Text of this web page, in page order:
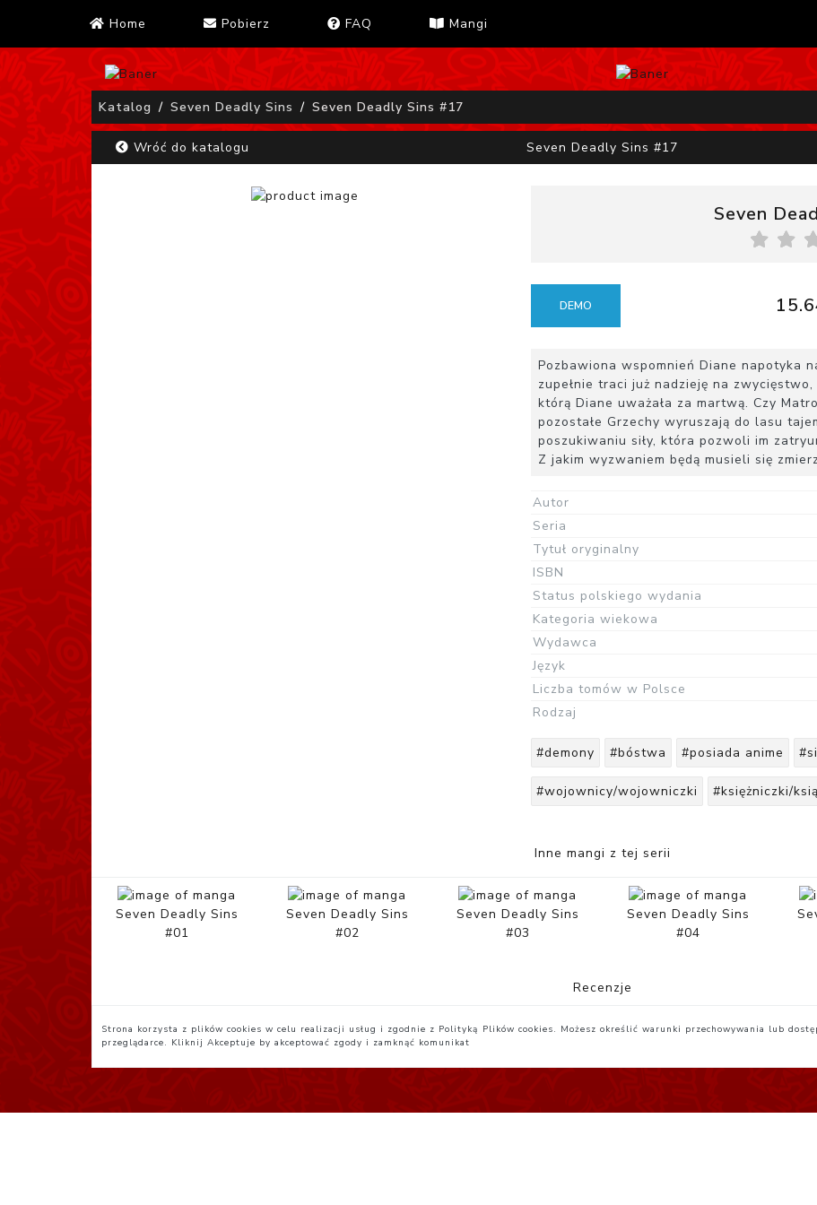
Home Pobierz FAQ Mangi
Katalog Seven Deadly Sins Seven Deadly Sins #17
Wróć do katalogu Seven Deadly Sins #17
Seven
DEMO
Pozbawiona wspomnień Diane napotyka
zupełnie traci już nadzieję na
którą Diane uważała za martwą. Czy
pozostałe Grzechy wyruszają do lasu
poszukiwaniu siły, która pozwoli im
Z jakim wyzwaniem będą musieli się
Autor
Seria
Tytuł oryginalny
ISBN
Status polskiego wydania
Kategoria wiekowa
Wydawca
Język
Liczba tomów w Polsce
Rodzaj
#demony #bóstwa #posiada anime
#wojownicy/wojowniczki #księżniczki/
Inne mangi z tej serii
Seven Deadly Sins
#01
Seven Deadly Sins
#02
Seven Deadly Sins
#03
Seven Deadly Sins
#04
Recenzje
Strona korzysta z plików cookies w celu realizacji usług i zgodnie z Polityką Plików cookies. Możesz określić warunki przechowywania lub
przeglądarce. Kliknij Akceptuje by akceptować zgody i zamknąć komunikat